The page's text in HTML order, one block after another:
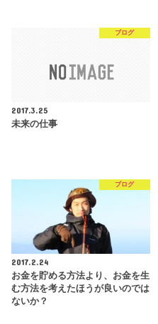
ブログ
2017.3.25
未来の仕事
ブログ
2017.2.24
お金を貯める方法より、お金を生
む方法を考えたほうが良いのでは
ないか？